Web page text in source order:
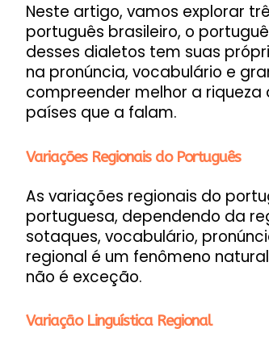
Neste artigo, vamos explorar
português brasileiro, o
desses dialetos tem suas
na pronúncia, vocabulário e
compreender melhor a
países que a falam.
Variações Regionais do Português
As variações regionais do
portuguesa, dependendo da
sotaques, vocabulário,
regional é um fenômeno
não é exceção.
Variação Linguística Regional